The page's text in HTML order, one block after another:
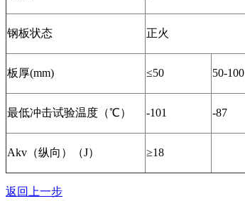
钢板状态 正火
板厚(mm) ≤50 50-100
最低冲击试验温度（℃） -101 -87
Akv（纵向）（J） ≥18
返回上一步